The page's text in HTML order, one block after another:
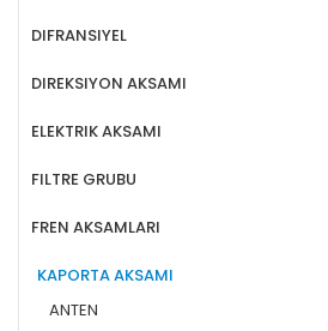
DIFRANSIYEL
DIREKSIYON AKSAMI
ELEKTRIK AKSAMI
FILTRE GRUBU
FREN AKSAMLARI
KAPORTA AKSAMI
ANTEN